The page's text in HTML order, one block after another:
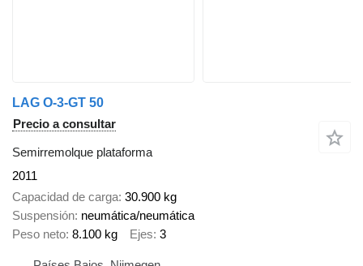
LAG O-3-GT 50
Precio a consultar
Semirremolque plataforma
2011
Capacidad de carga 30.900 kg
Suspensión neumática/neumática
Peso neto 8.100 kg Ejes 3